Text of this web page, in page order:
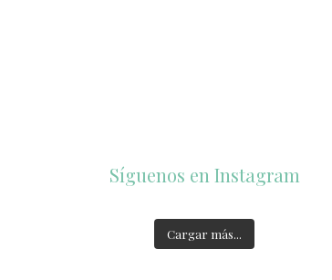
Síguenos en Instagram
accesorios_dukto accesorios_dukto
Cargar más...